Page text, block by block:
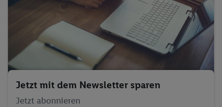
Jetzt mit dem Newsletter sparen
Jetzt abonnieren